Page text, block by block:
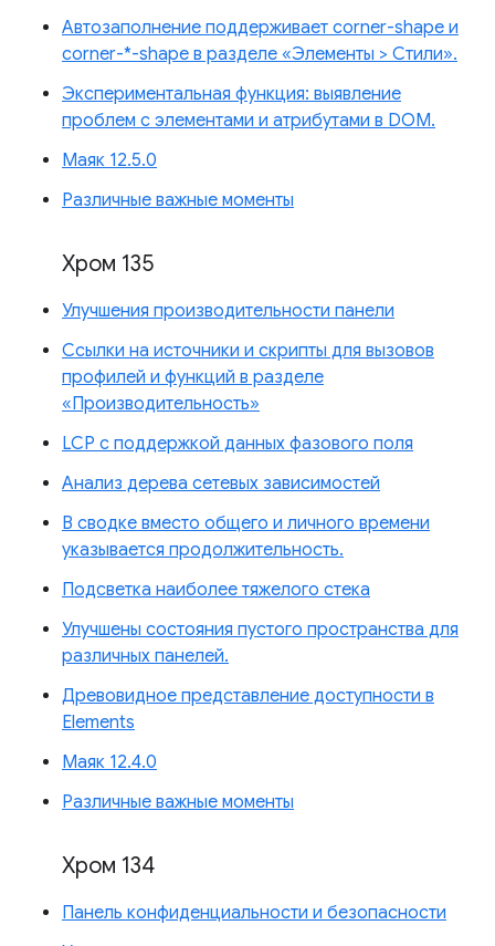
Автозаполнение поддерживает corner-shape и
corner-*-shape в разделе «Элементы > Стили».
Экспериментальная функция: выявление
проблем с элементами и атрибутами в DOM.
Маяк 12.5.0
Различные важные моменты
Хром 135
Улучшения производительности панели
Ссылки на источники и скрипты для вызовов
профилей и функций в разделе
«Производительность»
LCP с поддержкой данных фазового поля
Анализ дерева сетевых зависимостей
В сводке вместо общего и личного времени
указывается продолжительность.
Подсветка наиболее тяжелого стека
Улучшены состояния пустого пространства для
различных панелей.
Древовидное представление доступности в
Elements
Маяк 12.4.0
Различные важные моменты
Хром 134
Панель конфиденциальности и безопасности